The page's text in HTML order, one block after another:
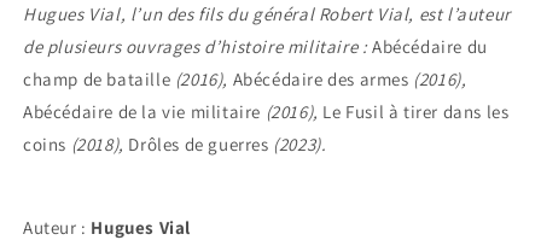
Hugues Vial, l’un des fils du général Robert Vial, est l’auteur
de plusieurs ouvrages d’histoire militaire :Abécédaire du
champ de bataille (2016), Abécédaire des armes (2016),
Abécédaire de la vie militaire (2016), Le Fusil à tirer dans les
coins (2018), Drôles de guerres (2023).
Auteur : Hugues Vial